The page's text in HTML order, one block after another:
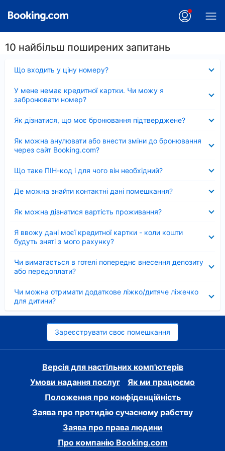
10 найбільш поширених запитань
Що входить у ціну номеру?
У мене немає кредитної картки. Чи можу я
забронювати номер?
Як дізнатися, що моє бронювання підтверджене?
Як можна анулювати або внести зміни до бронювання
через сайт Booking.com?
Що таке ПІН-код і для чого він необхідний?
Де можна знайти контактні дані помешкання?
Як можна дізнатися вартість проживання?
Я ввожу дані моєї кредитної картки - коли кошти
будуть зняті з мого рахунку?
Чи вимагається в готелі попереднє внесення депозиту
або передоплати?
Чи можна отримати додаткове ліжко/дитяче ліжечко
для дитини?
Зареєструвати своє помешкання
Версія для настільних комп'ютерів
Умови надання послуг
Як ми працюємо
Положення про конфіденційність
Заява про протидію сучасному рабству
Заява про права людини
Про компанію Booking.com